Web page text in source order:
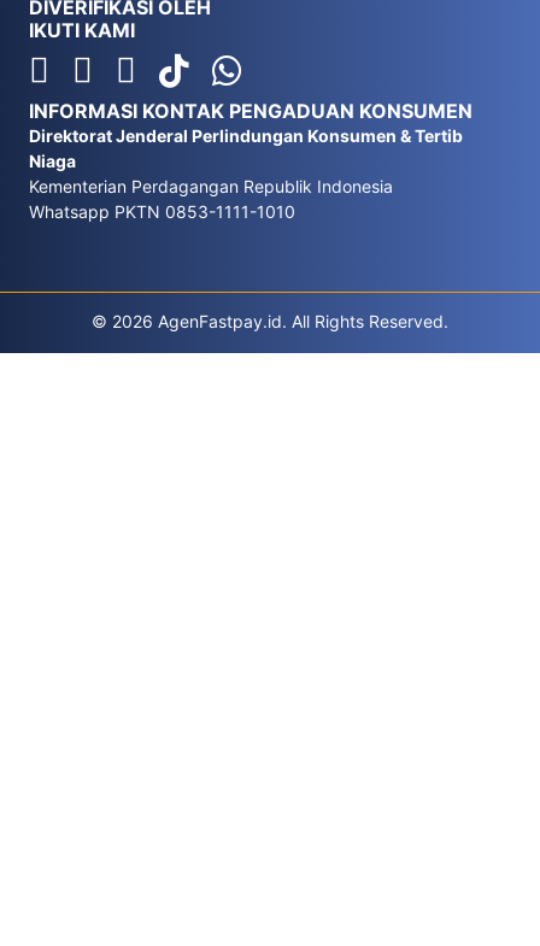
DIVERIFIKASI OLEH
IKUTI KAMI
INFORMASI KONTAK PENGADUAN KONSUMEN
Direktorat Jenderal Perlindungan Konsumen & Tertib
Niaga
Kementerian Perdagangan Republik Indonesia
Whatsapp PKTN 0853-1111-1010
© 2026 AgenFastpay.id. All Rights Reserved.